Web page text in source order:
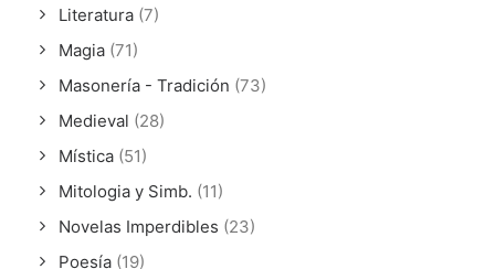
Literatura (7)
Magia (71)
Masonería - Tradición (73)
Medieval (28)
Mística (51)
Mitologia y Simb. (11)
Novelas Imperdibles (23)
Poesía (19)